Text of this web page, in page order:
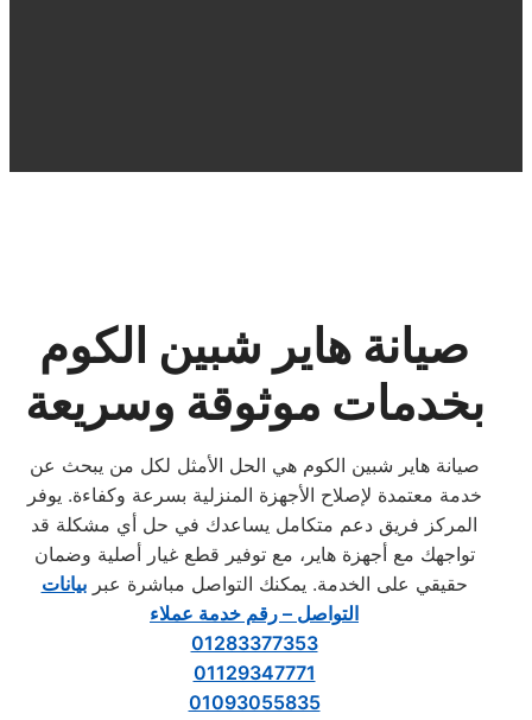
صيانة هاير شبين الكوم
بخدمات موثوقة وسريعة
صيانة هاير شبين الكوم هي الحل الأمثل لكل من يبحث عن
خدمة معتمدة لإصلاح الأجهزة المنزلية بسرعة وكفاءة. يوفر
المركز فريق دعم متكامل يساعدك في حل أي مشكلة قد
تواجهك مع أجهزة هاير، مع توفير قطع غيار أصلية وضمان
حقيقي على الخدمة. يمكنك التواصل مباشرة عبربيانات
التواصل – رقم خدمة عملاء
01283377353
01129347771
01093055835